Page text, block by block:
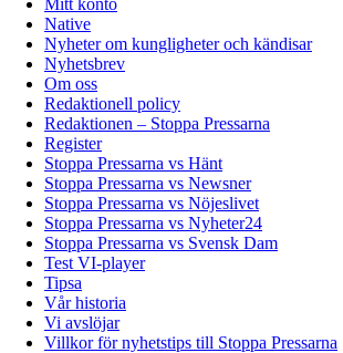
Mitt konto
Native
Nyheter om kungligheter och kändisar
Nyhetsbrev
Om oss
Redaktionell policy
Redaktionen – Stoppa Pressarna
Register
Stoppa Pressarna vs Hänt
Stoppa Pressarna vs Newsner
Stoppa Pressarna vs Nöjeslivet
Stoppa Pressarna vs Nyheter24
Stoppa Pressarna vs Svensk Dam
Test VI-player
Tipsa
Vår historia
Vi avslöjar
Villkor för nyhetstips till Stoppa Pressarna